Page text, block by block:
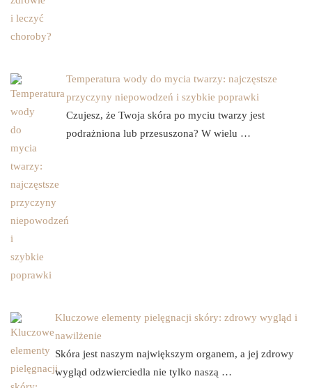
Temperatura wody do mycia twarzy: najczęstsze
przyczyny niepowodzeń i szybkie poprawki
Czujesz, że Twoja skóra po myciu twarzy jest
podrażniona lub przesuszona? W wielu …
Kluczowe elementy pielęgnacji skóry: zdrowy wygląd i
nawilżenie
Skóra jest naszym największym organem, a jej zdrowy
wygląd odzwierciedla nie tylko naszą …